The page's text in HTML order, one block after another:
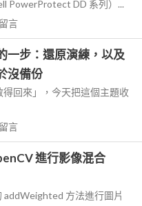
PowerProtect DD 系列）...
言
一步：還原演練，以及
沒備份
回來」，今天把這個主題收
言
進行影像混合
方法進行圖片